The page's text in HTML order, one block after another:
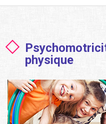
physique